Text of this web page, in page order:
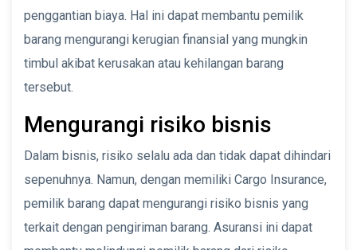
penggantian biaya. Hal ini dapat membantu pemilik
barang mengurangi kerugian finansial yang mungkin
timbul akibat kerusakan atau kehilangan barang
tersebut.
Mengurangi risiko bisnis
Dalam bisnis, risiko selalu ada dan tidak dapat dihindari
sepenuhnya. Namun, dengan memiliki Cargo Insurance,
pemilik barang dapat mengurangi risiko bisnis yang
terkait dengan pengiriman barang. Asuransi ini dapat